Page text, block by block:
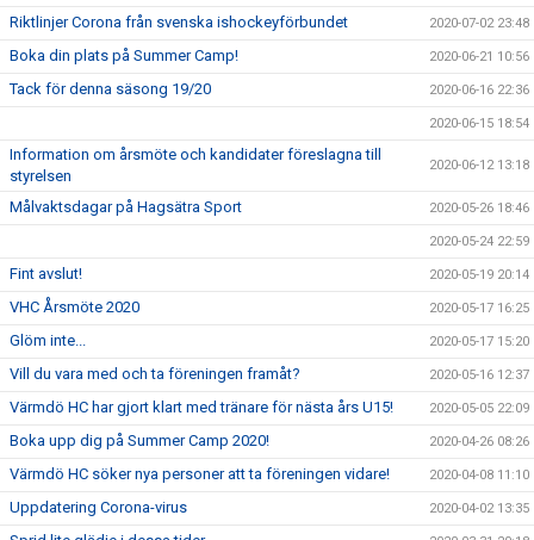
Riktlinjer Corona från svenska ishockeyförbundet 2020-07-02 23:48
Boka din plats på Summer Camp! 2020-06-21 10:56
Tack för denna säsong 19/20 2020-06-16 22:36
2020-06-15 18:54
Information om årsmöte och kandidater föreslagna till
styrelsen
2020-06-12 13:18
Målvaktsdagar på Hagsätra Sport 2020-05-26 18:46
2020-05-24 22:59
Fint avslut! 2020-05-19 20:14
VHC Årsmöte 2020 2020-05-17 16:25
Glöm inte... 2020-05-17 15:20
Vill du vara med och ta föreningen framåt? 2020-05-16 12:37
Värmdö HC har gjort klart med tränare för nästa års U15! 2020-05-05 22:09
Boka upp dig på Summer Camp 2020! 2020-04-26 08:26
Värmdö HC söker nya personer att ta föreningen vidare! 2020-04-08 11:10
Uppdatering Corona-virus 2020-04-02 13:35